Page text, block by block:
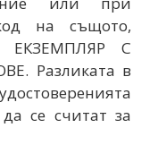
на същото,
ЕКЗЕМПЛЯР С
Разликата в
се считат за